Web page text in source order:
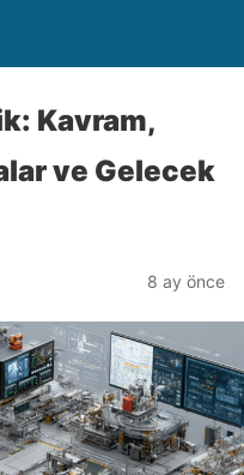
Kavram,
ve Gelecek
8 ay önce